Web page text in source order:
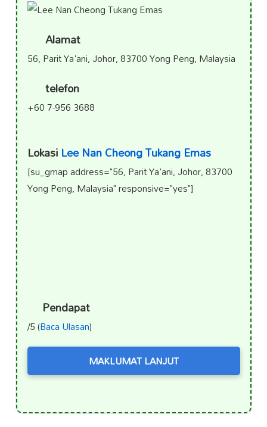
Alamat
56, Parit Ya'ani, Johor, 83700 Yong Peng, Malaysia
telefon
+60 7-956 3688
LokasiLee Nan CheongTukang Emas
[su_gmap address="56, Parit Ya'ani, Johor, 83700
Yong Peng, Malaysia" responsive="yes"]
Pendapat
/5 (Baca Ulasan)
MAKLUMAT LANJUT